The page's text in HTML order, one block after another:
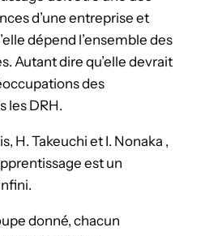
d’une entreprise et
dépend l’ensemble des
Autant dire qu’elle devrait
des
les DRH.
H. Takeuchi et I. Nonaka ,
est un
donné, chacun